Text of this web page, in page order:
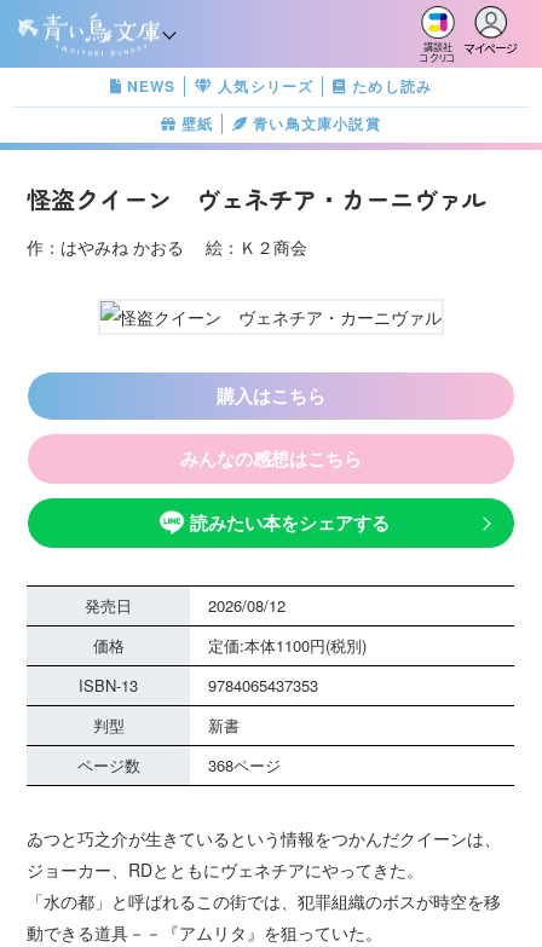
講談社
コクリコ
マイページ
NEWS 人気シリーズ
ためし読み
壁紙
青い鳥文庫小説賞
怪盗クイーン ヴェネチア・カーニヴァル
作：はやみね かおる 絵：Ｋ２商会
購入はこちら
みんなの感想はこちら
読みたい本をシェアする
発売日
2026/08/12
価格
定価:本体1100円(税別)
ISBN-13
9784065437353
判型
新書
ページ数
368ページ
ゐつと巧之介が生きているという情報をつかんだクイーンは、
ジョーカー、RDとともにヴェネチアにやってきた。
「水の都」と呼ばれるこの街では、犯罪組織のボスが時空を移
動できる道具－－『アムリタ』を狙っていた。